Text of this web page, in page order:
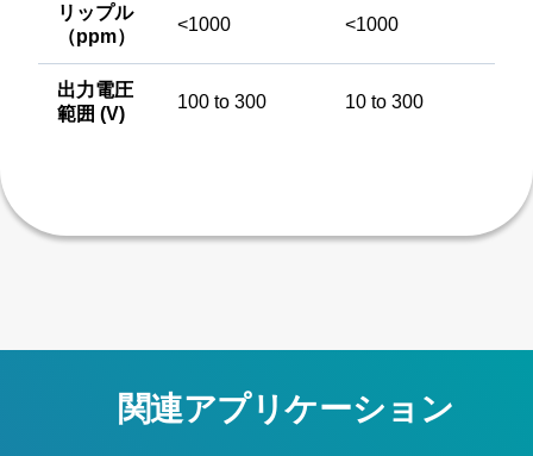
リップル
（ppm）
<1000 <1000
出力電圧
範囲 (V)
100 to 300 10 to 300
関連アプリケーション